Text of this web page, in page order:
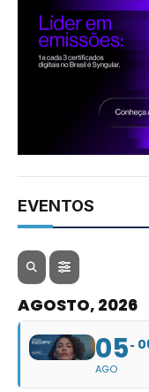
EVENTOS
AGOSTO, 2026
05
AGO